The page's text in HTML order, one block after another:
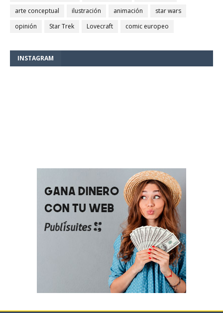
arte conceptual
ilustración animación
star wars
opinión
Star Trek Lovecraft comic europeo
INSTAGRAM